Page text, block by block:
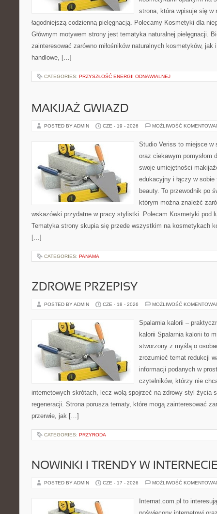
strona, która wpisuje się w
łagodniejszą codzienną pielęgnacją. Polecamy Kosmetyki dla
Głównym motywem strony jest tematyka naturalnej pielęgnacji.
zainteresować zarówno miłośników naturalnych kosmetyków, jak
handlowe, […]
CATEGORIES: PRZYSZŁOŚĆ ENERGII ODNAWIALNEJ
MAKIJAŻ GWIAZD
POSTED BY ADMIN CZE - 19 - 2026 MOŻLIWOŚĆ
Studio Veriss to miejsce w
oraz ciekawym pomysłom
swoje umiejętności
edukacyjny i łączy w
beauty. To przewodnik po
którym można znaleźć
wskazówki przydatne w pracy stylistki. Polecam Kosmetyki pod
Tematyka strony skupia się przede wszystkim na kosmetykach
[…]
CATEGORIES: PANAMA
ZDROWE PRZEPISY
POSTED BY ADMIN CZE - 18 - 2026 MOŻLIWOŚĆ
Spalarnia kalorii –
kalorii Spalarnia kalorii to
stworzony z myślą o
zrozumieć temat redukcji
informacji podanych w
czytelników, którzy nie
internetowych skrótach, lecz wolą spojrzeć na zdrowy styl życia
regeneracji. Strona porusza tematy, które mogą zainteresować
przerwie, jak […]
CATEGORIES: PRZYRODA
NOWINKI I TRENDY W
POSTED BY ADMIN CZE - 17 - 2026 MOŻLIWOŚĆ
Internat.com.pl to